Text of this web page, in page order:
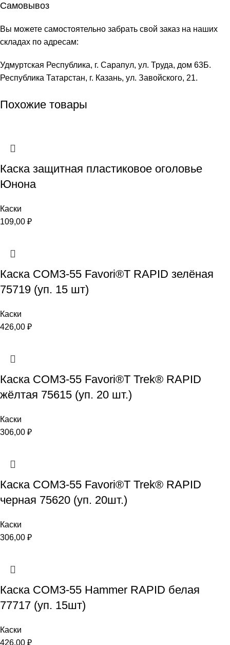
Самовывоз
Вы можете самостоятельно забрать свой заказ на наших
складах по адресам:
Удмуртская Республика, г. Сарапул, ул. Труда, дом 63Б.
Республика Татарстан, г. Казань, ул. Завойского, 21.
Похожие товары
Каска защитная пластиковое оголовье
Юнона
Каски
109,00 ₽
Каска СОМЗ-55 Favori®T RAPID зелёная
75719 (уп. 15 шт)
Каски
426,00 ₽
Каска СОМЗ-55 Favori®T Trek® RAPID
жёлтая 75615 (уп. 20 шт.)
Каски
306,00 ₽
Каска СОМЗ-55 Favori®T Trek® RAPID
черная 75620 (уп. 20шт.)
Каски
306,00 ₽
Каска СОМЗ-55 Hammer RAPID белая
77717 (уп. 15шт)
Каски
426,00 ₽